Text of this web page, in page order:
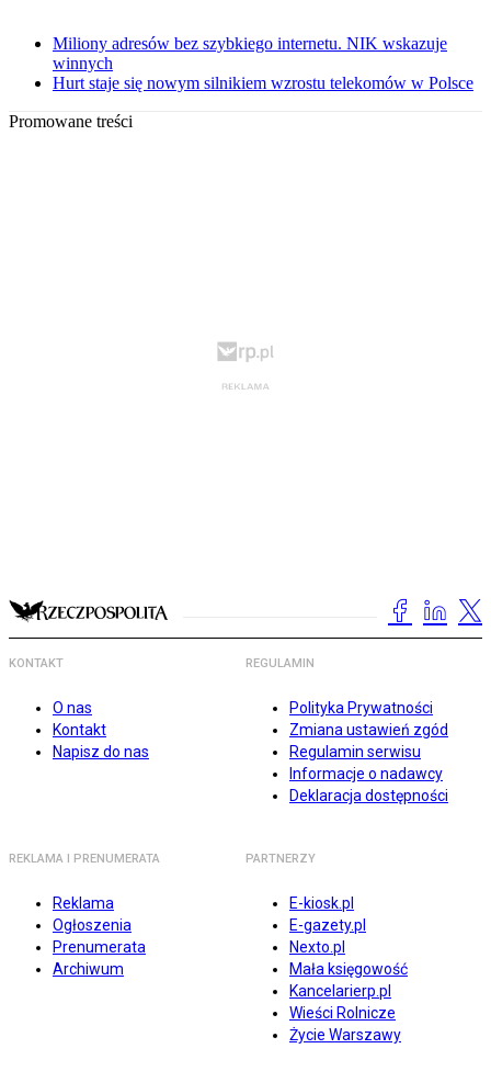
Miliony adresów bez szybkiego internetu. NIK wskazuje
winnych
Hurt staje się nowym silnikiem wzrostu telekomów w Polsce
Promowane treści
KONTAKT
O nas
Kontakt
Napisz do nas
REGULAMIN
Polityka Prywatności
Zmiana ustawień zgód
Regulamin serwisu
Informacje o nadawcy
Deklaracja dostępności
REKLAMA I PRENUMERATA
Reklama
Ogłoszenia
Prenumerata
Archiwum
PARTNERZY
E-kiosk.pl
E-gazety.pl
Nexto.pl
Mała księgowość
Kancelarierp.pl
Wieści Rolnicze
Życie Warszawy